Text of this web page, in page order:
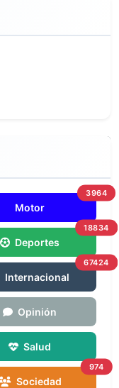
Motor
3964
Deportes
18834
Internacional
67424
Opinión
Salud
Sociedad
974